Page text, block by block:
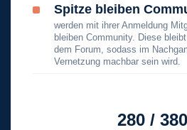
Spitze bleiben
werden mit ihrer Anmeldung
bleiben Community. Diese
dem Forum, sodass im
Vernetzung machbar sein wird.
280 /